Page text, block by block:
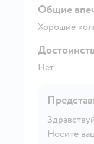
Общие
Хорошие
Нет
Носите